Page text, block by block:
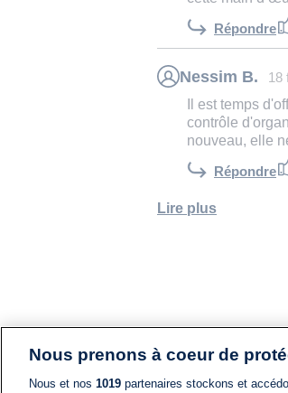
Répondre
Nessim B. 18
Il est temps
contrôle
nouveau, elle
Répondre
Lire plus
Nous prenons à coeur de
Nous et nos 1019 partenaires stockons et